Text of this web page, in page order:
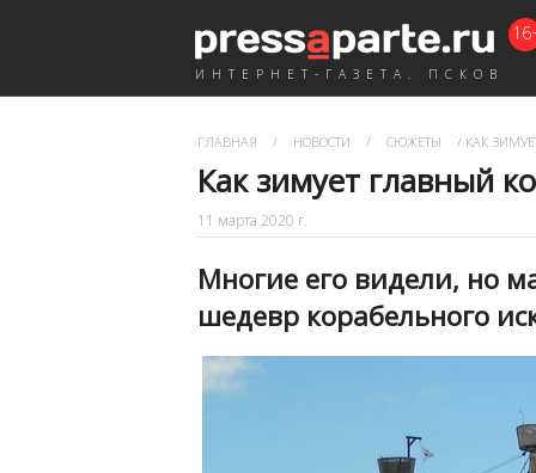
ИНТЕРНЕТ-ГАЗЕТА. ПСКОВ
ГЛАВНАЯ / НОВОСТИ / СЮЖЕТЫ / КАК
Как зимует главный
11 марта 2020 г.
Многие его видели, но
шедевр корабельного